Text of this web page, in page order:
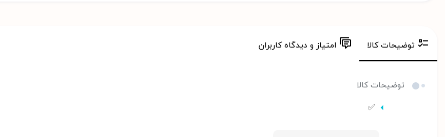
توضیحات کالا امتیاز و دیدگاه کاربران
توضیحات کالا
✅